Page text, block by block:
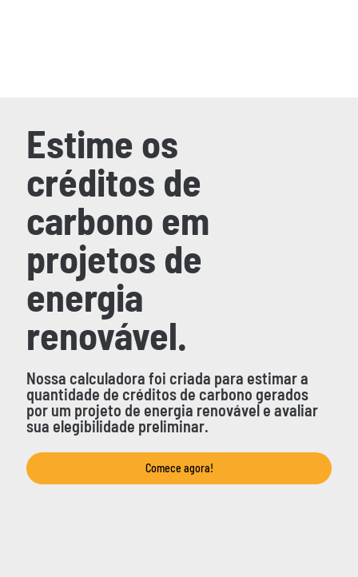
Estime os
créditos de
carbono em
projetos de
energia
renovável.
Nossa calculadora foi criada para estimar a
quantidade de créditos de carbono gerados
por um projeto de energia renovável e avaliar
sua elegibilidade preliminar.
Comece agora!